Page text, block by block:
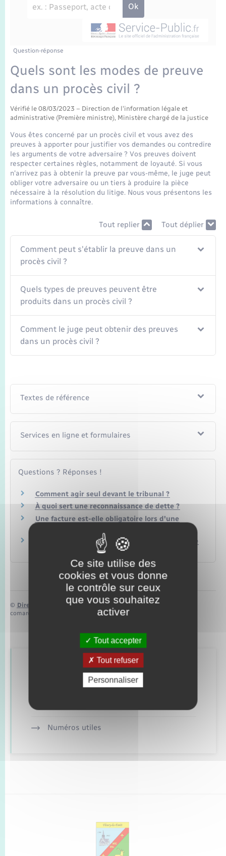
Etat-civil - Papiers - Citoyenneté
Parrainage civil
Recensement
Concessions funéraires
Nouvel habitant
Numérique
Organisation d’événement
Sécurité - Prévention
Seniors
Transports scolaires
Voirie et espace public
Travaux - Autorisation d’occupation de l’espace
Plan interactif
La Communauté de communes
Question-réponse
Quels sont les modes de preuve
dans un procès civil ?
Vérifié le 08/03/2023 – Direction de l'information légale et
administrative (Première ministre), Ministère chargé de la justice
Vous êtes concerné par un procès civil et vous avez des
preuves à apporter pour justifier vos demandes ou contredire
les arguments de votre adversaire ? Vos preuves doivent
respecter certaines règles, notamment de loyauté. Si vous
n'arrivez pas à obtenir la preuve par vous-même, le juge peut
obliger votre adversaire ou un tiers à produire la pièce
nécessaire à la résolution du litige. Nous vous présentons les
informations à connaître.
Tout replier Tout déplier
Comment peut s'établir la preuve dans un
procès civil ?
Quels types de preuves peuvent être
produits dans un procès civil ?
Comment le juge peut obtenir des preuves
dans un procès civil ?
Textes de référence
Services en ligne et formulaires
Questions ? Réponses !
Comment agir seul devant le tribunal ?
À quoi sert une reconnaissance de dette ?
Une facture est-elle obligatoire lors d'une
Procès civil : comment apporter un témoignage
© Direction de l’information légale et administrative
comarquage developpé par
baseo.io
Retrouvez aussi
Numéros utiles
Ce site utilise des
cookies et vous donne
le contrôle sur ceux
que vous souhaitez
activer
Tout accepter
Tout refuser
Personnaliser